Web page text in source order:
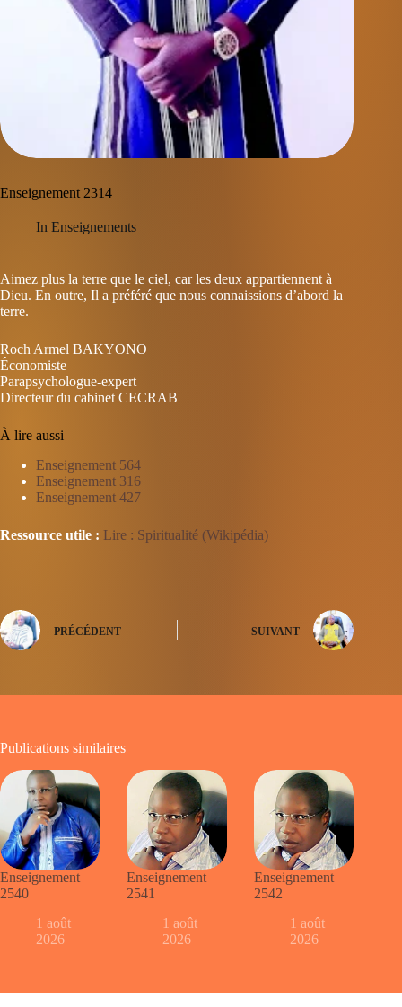
Enseignement 2314
In Enseignements
Aimez plus la terre que le ciel, car les deux appartiennent à
Dieu. En outre, Il a préféré que nous connaissions d’abord la
terre.
Roch Armel BAKYONO
Économiste
Parapsychologue-expert
Directeur du cabinet CECRAB
À lire aussi
Enseignement 564
Enseignement 316
Enseignement 427
Ressource utile : Lire : Spiritualité (Wikipédia)
PRÉCÉDENT SUIVANT
Publications similaires
Enseignement
2540
1 août
2026
Enseignement
2541
1 août
2026
Enseignement
2542
1 août
2026